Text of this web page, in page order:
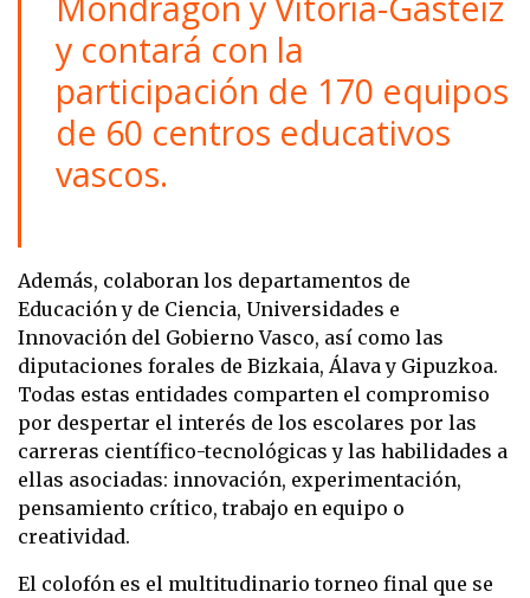
y contará con la
participación de 170 equipos
de 60 centros educativos
vascos.
Además, colaboran los departamentos de
Educación y de Ciencia, Universidades e
Innovación del Gobierno Vasco, así como las
diputaciones forales de Bizkaia, Álava y Gipuzkoa.
Todas estas entidades comparten el compromiso
por despertar el interés de los escolares por las
carreras científico-tecnológicas y las habilidades a
ellas asociadas: innovación, experimentación,
pensamiento crítico, trabajo en equipo o
creatividad.
El colofón es el multitudinario torneo final que se